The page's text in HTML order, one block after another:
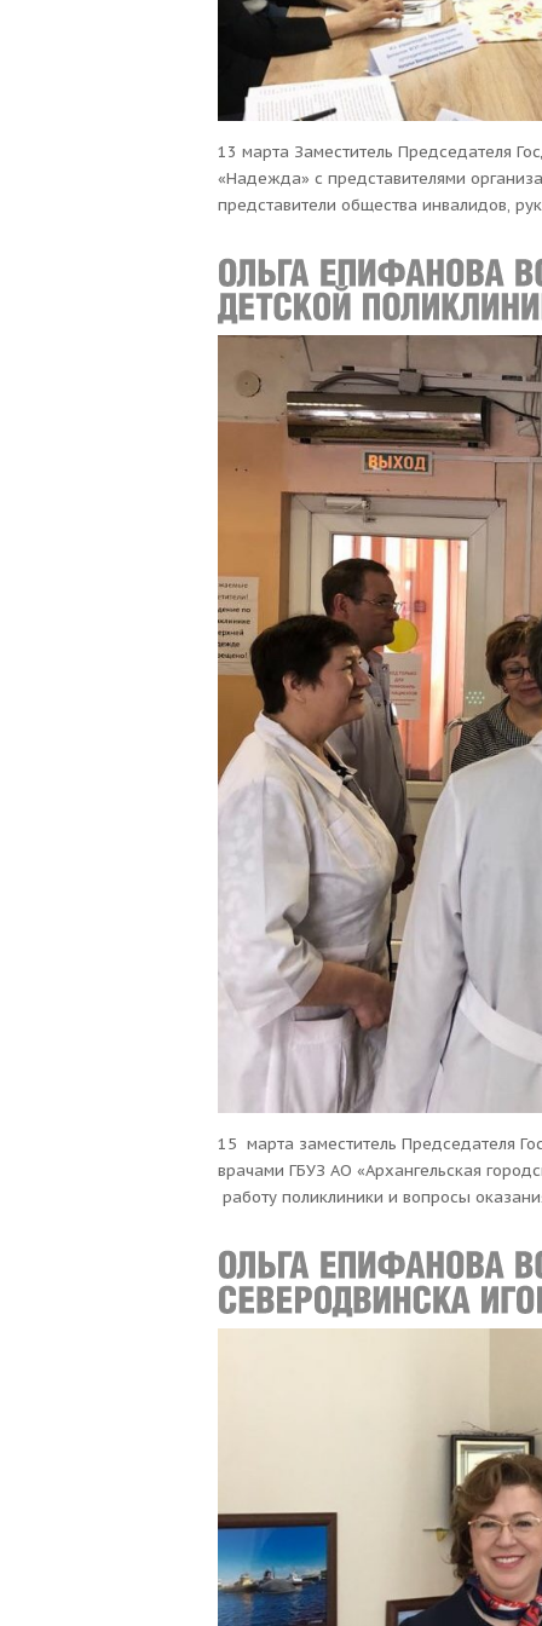
13 марта Заместитель Председателя
«Надежда» с представителями
представители общества инвалидов,
Основную проблему обозначил
в Архангельской области проживает
протезно-ортопедической помощи и
занятости и социального развития с
15 марта заместитель Председателя
врачами ГБУЗ АО «Архангельская
работу поликлиники и вопросы
Архангельской области появятся
детских садов, школ, будет
детских больниц. — Правительство